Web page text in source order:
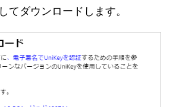
てダウンロードします。